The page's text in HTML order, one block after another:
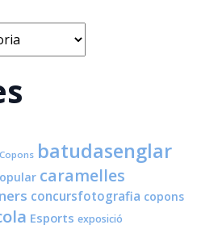
batudasenglar
caramelles
concursfotografia copons
Esports exposició